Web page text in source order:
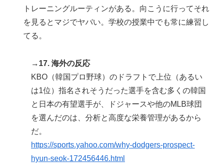
トレーニングルーティンがある。向こうに行ってそれ
を見るとマジでヤバい。学校の授業中でも常に練習し
てる。
→17. 海外の反応
KBO（韓国プロ野球）のドラフトで上位（あるい
は1位）指名されそうだった選手を含む多くの韓国
と日本の有望選手が、ドジャースや他のMLB球団
を選んだのは、分析と高度な栄養管理があるから
だ。
https://sports.yahoo.com/why-dodgers-prospect-
hyun-seok-172456446.html